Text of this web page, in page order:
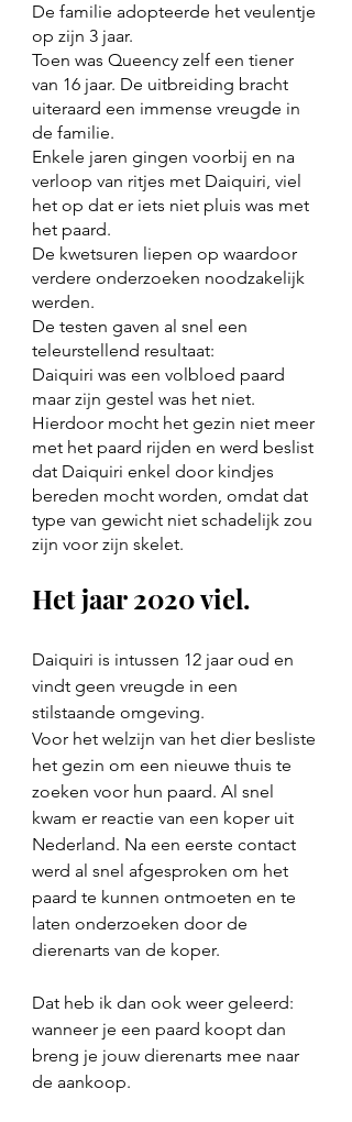
De familie adopteerde het veulentje
op zijn 3 jaar.
Toen was Queency zelf een tiener
van 16 jaar. De uitbreiding bracht
uiteraard een immense vreugde in
de familie.
Enkele jaren gingen voorbij en na
verloop van ritjes met Daiquiri, viel
het op dat er iets niet pluis was met
het paard.
De kwetsuren liepen op waardoor
verdere onderzoeken noodzakelijk
werden.
De testen gaven al snel een
teleurstellend resultaat:
Daiquiri was een volbloed paard
maar zijn gestel was het niet.
Hierdoor mocht het gezin niet meer
met het paard rijden en werd beslist
dat Daiquiri enkel door kindjes
bereden mocht worden, omdat dat
type van gewicht niet schadelijk zou
zijn voor zijn skelet.
Het jaar 2020 viel.
Daiquiri is intussen 12 jaar oud en
vindt geen vreugde in een
stilstaande omgeving.
Voor het welzijn van het dier besliste
het gezin om een nieuwe thuis te
zoeken voor hun paard. Al snel
kwam er reactie van een koper uit
Nederland. Na een eerste contact
werd al snel afgesproken om het
paard te kunnen ontmoeten en te
laten onderzoeken door de
dierenarts van de koper.
Dat heb ik dan ook weer geleerd:
wanneer je een paard koopt dan
breng je jouw dierenarts mee naar
de aankoop.